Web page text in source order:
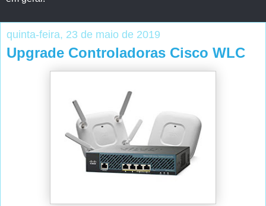
quinta-feira, 23 de maio de 2019
Upgrade Controladoras Cisco WLC